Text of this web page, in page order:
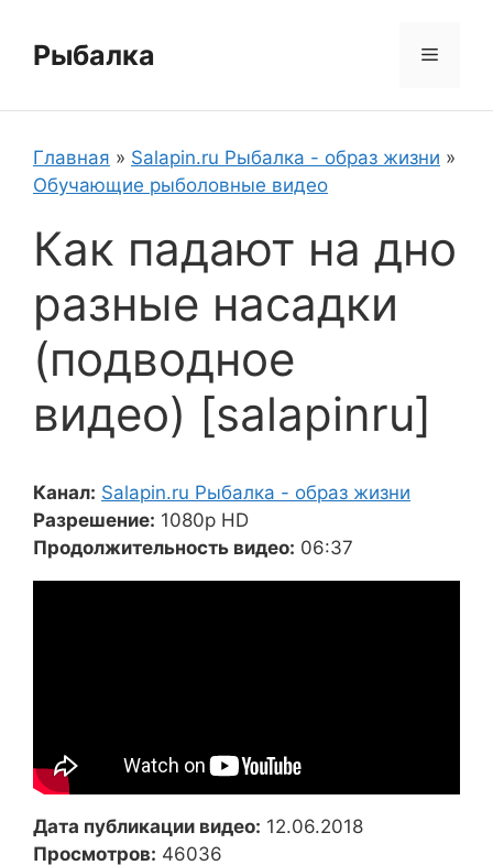
содержимому
Рыбалка Меню
Главная » Salapin.ru Рыбалка - образ жизни »
Обучающие рыболовные видео
Как падают на дно
разные насадки
(подводное
видео) [salapinru]
Канал: Salapin.ru Рыбалка - образ жизни
Разрешение: 1080p HD
Продолжительность видео: 06:37
Дата публикации видео: 12.06.2018
Просмотров: 46036